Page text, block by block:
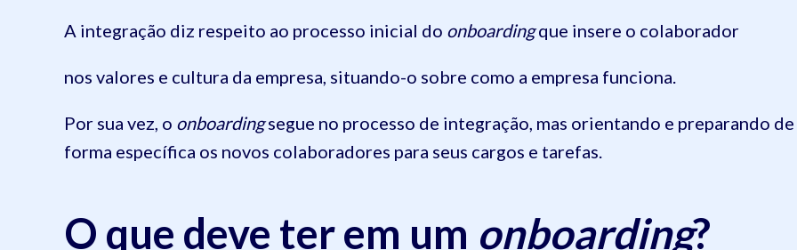
A integração diz respeito ao processo inicial do onboardingque insere o colaborador
nos valores e cultura da empresa, situando-o sobre como a empresa funciona.
Por sua vez, o onboardingsegue no processo de integração, mas orientando e preparando de
forma específica os novos colaboradores para seus cargos e tarefas.
O que deve ter em um onboarding?